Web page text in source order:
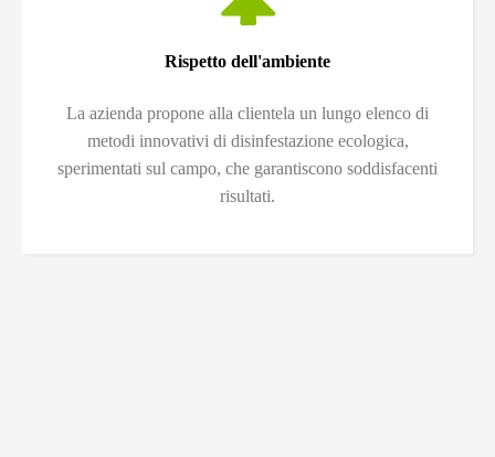
Rispetto dell'ambiente
La azienda propone alla clientela un lungo elenco di
metodi innovativi di disinfestazione ecologica,
sperimentati sul campo, che garantiscono soddisfacenti
risultati.